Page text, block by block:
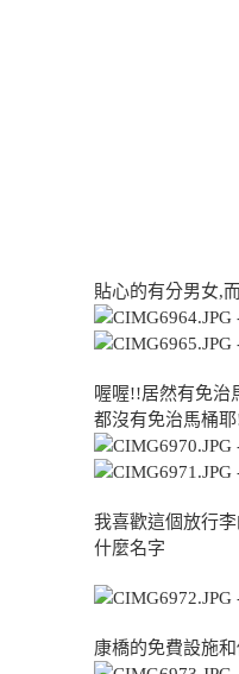
貼心的有分男女,
喔喔!!居然有免治
都沒有免治馬桶
我喜歡這個放行
什麼名字
康橋的免費設施